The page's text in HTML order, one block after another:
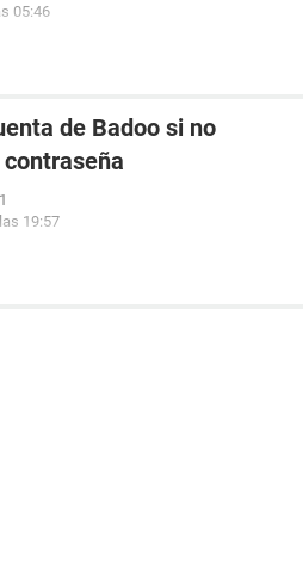
05:46
de Badoo si no
19:57